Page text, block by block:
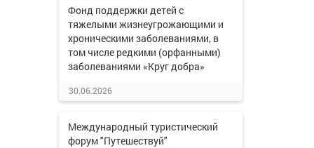
Фонд поддержки детей с
тяжелыми жизнеугрожающими и
хроническими заболеваниями, в
том числе редкими (орфанными)
заболеваниями «Круг добра»
30.06.2026
Международный туристический
форум "Путешествуй"